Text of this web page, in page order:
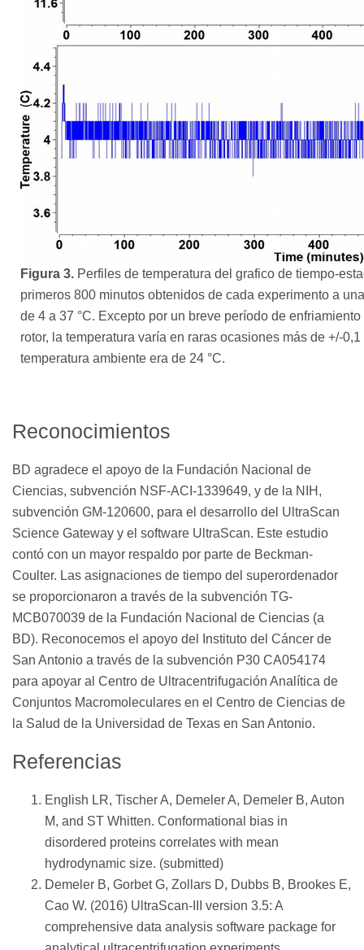
Figura 3. Perfiles de temperatura del grafico de tiempo-
primeros 800 minutos obtenidos de cada experimento a
de 4 a 37 °C. Excepto por un breve período de
rotor, la temperatura varía en raras ocasiones más de +/-
temperatura ambiente era de 24 °C.
Reconocimientos
BD agradece el apoyo de la Fundación Nacional de
Ciencias, subvención NSF-ACI-1339649, y de la NIH,
subvención GM-120600, para el desarrollo del UltraScan
Science Gateway y el software UltraScan. Este estudio
contó con un mayor respaldo por parte de Beckman-
Coulter. Las asignaciones de tiempo del superordenador
se proporcionaron a través de la subvención TG-
MCB070039 de la Fundación Nacional de Ciencias (a
BD). Reconocemos el apoyo del Instituto del Cáncer de
San Antonio a través de la subvención P30 CA054174
para apoyar al Centro de Ultracentrifugación Analítica de
Conjuntos Macromoleculares en el Centro de Ciencias de
la Salud de la Universidad de Texas en San Antonio.
Referencias
English LR, Tischer A, Demeler A, Demeler B, Auton
M, and ST Whitten. Conformational bias in
disordered proteins correlates with mean
hydrodynamic size. (submitted)
Demeler B, Gorbet G, Zollars D, Dubbs B, Brookes E,
Cao W. (2016) UltraScan-III version 3.5: A
comprehensive data analysis software package for